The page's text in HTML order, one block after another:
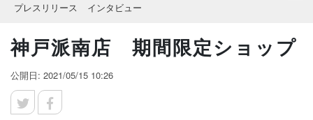
プレスリリース
インタビュー
神戸派南店 期間限定ショップ
公開日: 2021/05/15 10:26